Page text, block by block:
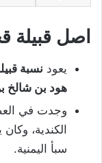
اصل قبيلة
يعود نسبة
هود بن شالخ
وجدت في
الكندية،
سبأ اليمنية.